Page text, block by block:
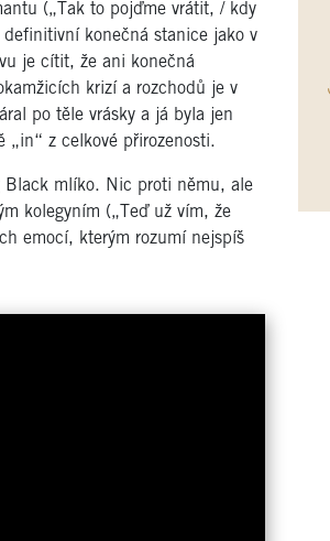
(„Tak to pojďme vrátit, / kdy
konečná stanice jako v
je cítit, že ani konečná
krizí a rozchodů je v
po těle vrásky a já byla jen
„in“ z celkové přirozenosti.
Black mlíko. Nic proti němu, ale
kolegyním („Teď už vím, že
emocí, kterým rozumí nejspíš